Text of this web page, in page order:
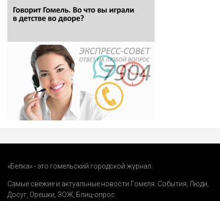
«Белка» - это гомельский городской журнал.
Самые свежие и актуальные новости Гомеля. События Люди
Досуг Орешки ЗОЖ Блиц-опрос